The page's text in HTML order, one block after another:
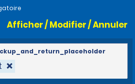
Afficher / Modifier / Annuler